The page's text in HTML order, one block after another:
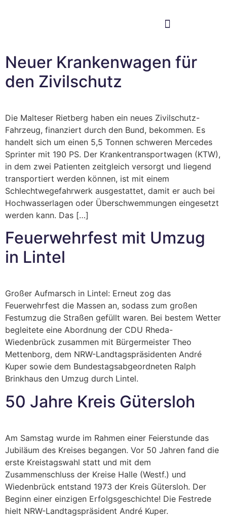
Neuer Krankenwagen für
den Zivilschutz
Die Malteser Rietberg haben ein neues Zivilschutz-
Fahrzeug, finanziert durch den Bund, bekommen. Es
handelt sich um einen 5,5 Tonnen schweren Mercedes
Sprinter mit 190 PS. Der Krankentransportwagen (KTW),
in dem zwei Patienten zeitgleich versorgt und liegend
transportiert werden können, ist mit einem
Schlechtwegefahrwerk ausgestattet, damit er auch bei
Hochwasserlagen oder Überschwemmungen eingesetzt
werden kann. Das […]
Feuerwehrfest mit Umzug
in Lintel
Großer Aufmarsch in Lintel: Erneut zog das
Feuerwehrfest die Massen an, sodass zum großen
Festumzug die Straßen gefüllt waren. Bei bestem Wetter
begleitete eine Abordnung der CDU Rheda-
Wiedenbrück zusammen mit Bürgermeister Theo
Mettenborg, dem NRW-Landtagspräsidenten André
Kuper sowie dem Bundestagsabgeordneten Ralph
Brinkhaus den Umzug durch Lintel.
50 Jahre Kreis Gütersloh
Am Samstag wurde im Rahmen einer Feierstunde das
Jubiläum des Kreises begangen. Vor 50 Jahren fand die
erste Kreistagswahl statt und mit dem
Zusammenschluss der Kreise Halle (Westf.) und
Wiedenbrück entstand 1973 der Kreis Gütersloh. Der
Beginn einer einzigen Erfolgsgeschichte! Die Festrede
hielt NRW-Landtagspräsident André Kuper.